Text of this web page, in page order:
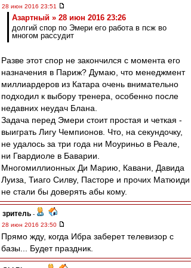
28 июн 2016 23:51
Азартный » 28 июн 2016 23:26
долгий спор по Эмери его работа в псж во
многом рассудит
Разве этот спор не закончился с момента его
назначения в Париж? Думаю, что менеджмент
миллиардеров из Катара очень внимательно
подходил к выбору тренера, особенно после
недавних неудач Блана.
Задача перед Эмери стоит простая и четкая -
выиграть Лигу Чемпионов. Что, на секундочку,
не удалось за три года ни Моуриньо в Реале,
ни Гвардиоле в Баварии.
Многомиллионных Ди Марию, Кавани, Давида
Луиза, Тиаго Силву, Пасторе и прочих Матюиди
не стали бы доверять абы кому.
зpитель -
28 июн 2016 23:50
Прямо жду, когда Ибра заберет телевизор с
базы... Будет праздник.